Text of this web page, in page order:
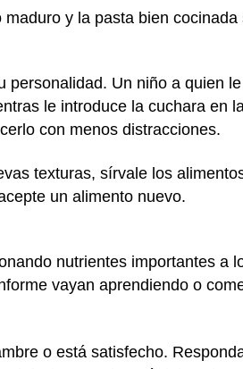
y la pasta bien
Un niño a quien
le introduce la cuchara en
con menos distracciones.
texturas, sírvale los
un alimento nuevo.
nutrientes importantes a
vayan aprendiendo o
o está satisfecho.